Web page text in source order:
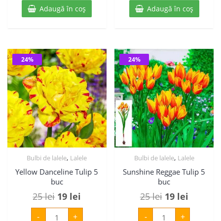
fost:
25 lei.
19 lei.
5
buc
Adaugă în coș
fost:
25 lei.
19 lei.
5
buc
Adaugă în coș
24%
Bulbi de lalele, Lalele
Yellow Danceline Tulip 5
buc
25lei Prețul
inițial
19 lei
curent
-
Cantitate
Yellow
+
24%
Bulbi de lalele, Lalele
Sunshine Reggae Tulip 5
buc
25lei Prețul
inițial
19 leiPrețul
curent
-
Cantitate
Sunshine
+